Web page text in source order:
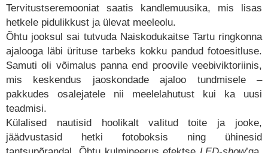
Tervitustseremooniat saatis kandlemuusika, mis lisas
hetkele pidulikkust ja ülevat meeleolu.
Õhtu jooksul sai tutvuda Naiskodukaitse Tartu ringkonna
ajalooga läbi ürituse tarbeks kokku pandud fotoesitluse.
Samuti oli võimalus panna end proovile veebiviktoriinis,
mis keskendus jaoskondade ajaloo tundmisele –
pakkudes osalejatele nii meelelahutust kui ka uusi
teadmisi.
Külalised nautisid hoolikalt valitud toite ja jooke,
jäädvustasid hetki fotoboksis ning ühinesid